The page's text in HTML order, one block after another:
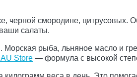
черной смородине, цитрусовых.
салаты.
Морская рыба, льняное масло и
Store — формула с высокой